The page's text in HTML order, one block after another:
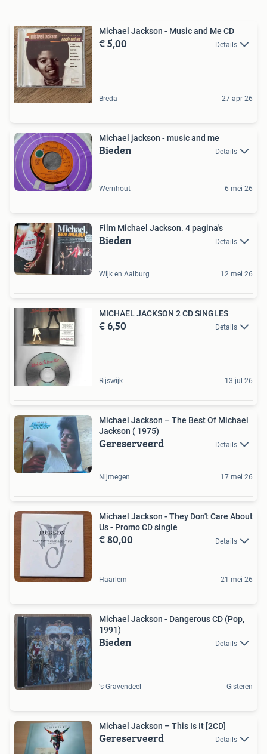
Michael Jackson - Music and Me CD
€ 5,00 Details
Breda 27 apr 26
Michael jackson - music and me
Bieden Details
Wernhout 6 mei 26
Film Michael Jackson. 4 pagina's
Bieden Details
Wijk en Aalburg 12 mei 26
MICHAEL JACKSON 2 CD SINGLES
€ 6,50 Details
Rijswijk 13 jul 26
Michael Jackson – The Best Of Michael
Jackson ( 1975)
Gereserveerd Details
Nijmegen 17 mei 26
Michael Jackson - They Don't Care About
Us - Promo CD single
€ 80,00 Details
Haarlem 21 mei 26
Michael Jackson - Dangerous CD (Pop,
1991)
Bieden Details
's-Gravendeel Gisteren
Michael Jackson – This Is It [2CD]
Gereserveerd Details